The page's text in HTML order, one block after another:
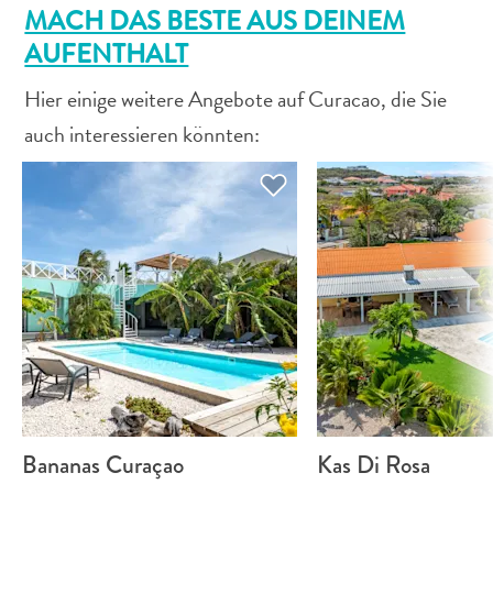
All-
inclusive
Apartments
Ferienhäuser
Hotels
Planen
Sie
Ihren
Besuch
MACH DAS BESTE AUS DEINEM
AUFENTHALT
Hier einige weitere Angebote auf Curacao, die Sie
auch interessieren könnten:
Bananas Curaçao Kas Di Rosa